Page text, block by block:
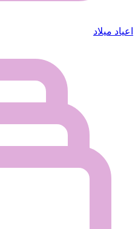
اعياد ميلاد